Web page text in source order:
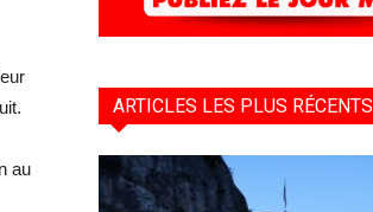
au
ARTICLES LES PLUS RÉCENTS